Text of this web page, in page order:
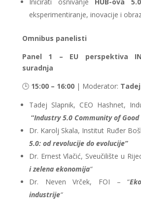
eksperimentiranje, inovacije i
Omnibus panelisti
Panel 1 – EU perspektiva
suradnja
🕒 15:00 – 16:00| Moderator:
Tadej Slapnik, CEO Hashnet,
“Industry 5.0 Community of Good
Dr. Karolj Skala, Institut Ruđer
5.0: od revolucije do evolucije”
Dr. Ernest Vlačić, Sveučilište u
i zelena ekonomija“
Dr. Neven Vrček, FOI – “
industrije“